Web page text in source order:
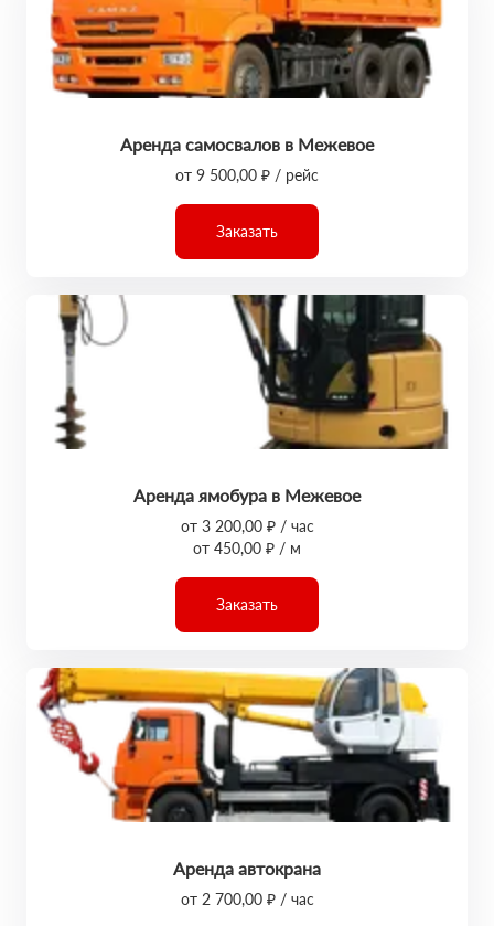
Аренда самосвалов в Межевое
от 9 500,00 ₽ / рейс
Заказать
Аренда ямобура в Межевое
от 3 200,00 ₽ / час
от 450,00 ₽ / м
Заказать
Аренда автокрана
от 2 700,00 ₽ / час